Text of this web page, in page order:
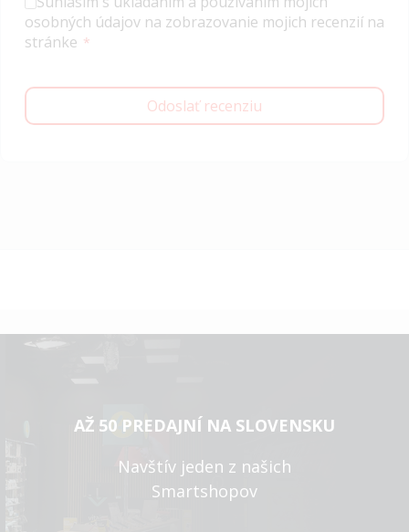
osobných údajov na zobrazovanie mojich recenzií na
stránke
Odoslať recenziu
AŽ 50 PREDAJNÍ NA SLOVENSKU
Navštív jeden z našich
Smartshopov